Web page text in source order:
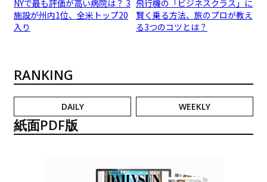
NYで最も評価が高い病院は？ 3
施設が州内1位、全米トップ20
入り
飛行機の「ビジネスクラス」に
賢く乗る方法、旅のプロが教え
る3つのコツとは？
RANKING
DAILY WEEKLY
紙面PDF版